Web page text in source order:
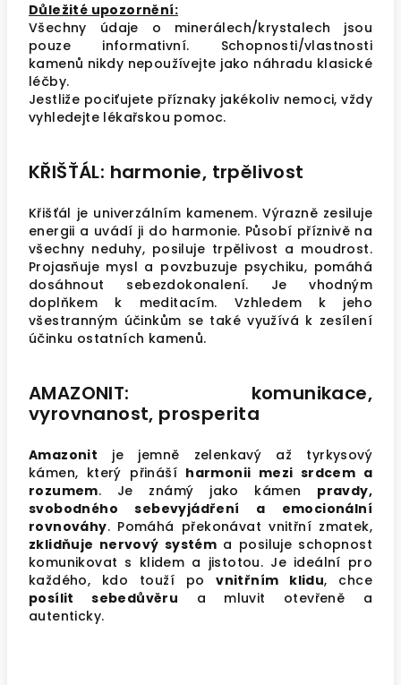
Důležité upozornění:
Všechny údaje o minerálech/krystalech jsou
pouze informativní. Schopnosti/vlastnosti
kamenů nikdy nepoužívejte jako náhradu klasické
léčby.
Jestliže pociťujete příznaky jakékoliv nemoci, vždy
vyhledejte lékařskou pomoc.
KŘIŠŤÁL: harmonie, trpělivost
Křišťál je univerzálním kamenem. Výrazně zesiluje
energii a uvádí ji do harmonie. Působí příznivě na
všechny neduhy, posiluje trpělivost a moudrost.
Projasňuje mysl a povzbuzuje psychiku, pomáhá
dosáhnout sebezdokonalení. Je vhodným
doplňkem k meditacím. Vzhledem k jeho
všestranným účinkům se také využívá k zesílení
účinku ostatních kamenů.
AMAZONIT: komunikace,
vyrovnanost, prosperita
Amazonit je jemně zelenkavý až tyrkysový
kámen, který přináší harmonii mezi srdcem a
rozumem. Je známý jako kámen pravdy,
svobodného sebevyjádření a emocionální
rovnováhy. Pomáhá překonávat vnitřní zmatek,
zklidňuje nervový systém a posiluje schopnost
komunikovat s klidem a jistotou. Je ideální pro
každého, kdo touží povnitřním klidu, chce
posílit sebedůvěru a mluvit otevřeně a
autenticky.